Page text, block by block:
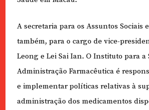
A secretaria para os Assuntos Sociais
também, para o cargo de vice-
Leong e Lei Sai Ian. O Instituto para a
Administração Farmacêutica é
e implementar políticas relativas à
administração dos medicamentos